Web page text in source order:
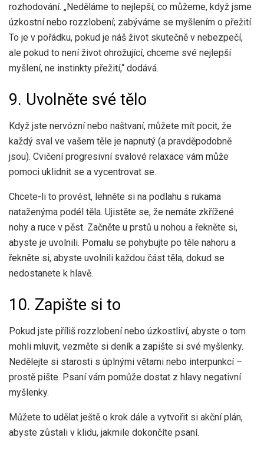
rozhodování. „Neděláme to nejlepší, co můžeme, když jsme
úzkostní nebo rozzlobení; zabýváme se myšlením o přežití.
To je v pořádku, pokud je náš život skutečně v nebezpečí,
ale pokud to není život ohrožující, chceme své nejlepší
myšlení, ne instinkty přežití,“ dodává.
9. Uvolněte své tělo
Když jste nervózní nebo naštvaní, můžete mít pocit, že
každý sval ve vašem těle je napnutý (a pravděpodobně
jsou). Cvičení progresivní svalové relaxace vám může
pomoci uklidnit se a vycentrovat se.
Chcete-li to provést, lehněte si na podlahu s rukama
nataženýma podél těla. Ujistěte se, že nemáte zkřížené
nohy a ruce v pěst. Začněte u prstů u nohou a řekněte si,
abyste je uvolnili. Pomalu se pohybujte po těle nahoru a
řekněte si, abyste uvolnili každou část těla, dokud se
nedostanete k hlavě.
10. Zapište si to
Pokud jste příliš rozzlobení nebo úzkostliví, abyste o tom
mohli mluvit, vezměte si deník a zapište si své myšlenky.
Nedělejte si starosti s úplnými větami nebo interpunkcí –
prostě pište. Psaní vám pomůže dostat z hlavy negativní
myšlenky.
Můžete to udělat ještě o krok dále a vytvořit si akční plán,
abyste zůstali v klidu, jakmile dokončíte psaní.